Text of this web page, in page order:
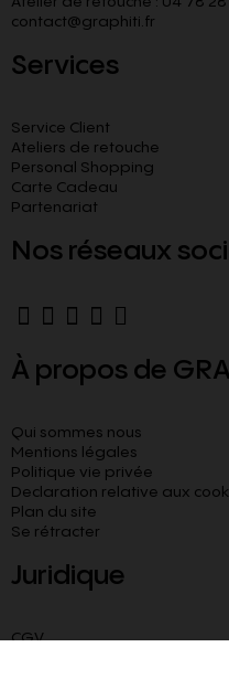
contact@graphiti.fr
Services
Service Client
Ateliers de retouche
Personal Shopping
Carte Cadeau
Partenariat
Nos réseaux
À propos de
Qui sommes nous
Mentions légales
Politique vie privée
Declaration relative aux
Plan du site
Se rétracter
Juridique
CGV